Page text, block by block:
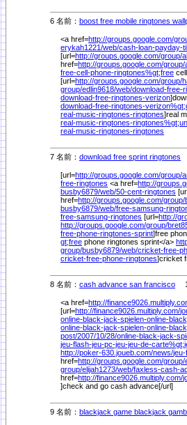
6 名前： boost free mobile ringtones
<a href=http://groups.google.com/
erykah1221/web/cash-loan-payday-til
[url=http://groups.google.com/group/
href=http://groups.google.com/group/
free-cell-phone-ringtones%gt;free
[url=http://groups.google.com/group/
group/edlin9618/web/download-free-
download-free-ringtones-verizon
download-free-ringtones-verizon%
real-music-ringtones-ringtones]real
real-music-ringtones-ringtones%
real-music-ringtones-ringtones
7 名前： download free sprint ringtones
[url=http://groups.google.com/group/
free-ringtones <a href=http://
busby6879/web/50-cent-ringtones
href=http://groups.google.com/group/
busby6879/web/free-samsung-
free-samsung-ringtones [url=http://
http://groups.google.com/group/
free-phone-ringtones-sprint]free
gt;free phone ringtones sprint</a>
group/busby6879/web/cricket-free-
cricket-free-phone-ringtones]cricket
8 名前： cash advance san francisco
<a href=http://
[url=http://finance9026.multiply.com/
online-black-jack-spielen-online-
online-black-jack-spielen-online-
post/2007/10/28/online-black-jack-
jeu-flash-jeu-pc-jeu-jeu-de-carte%
http://poker-630.joueb.com/news/
href=http://groups.google.com/group/
group/elijah1273/web/faxless-cash-
href=http://finance9026.multiply.com/
]check and go cash advance[/url]
9 名前： blackjack game blackjack